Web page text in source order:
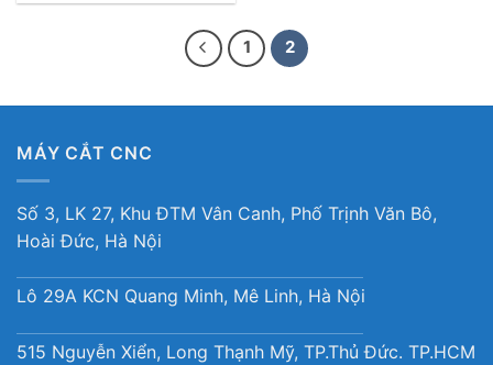
1 2
MÁY CẮT CNC
Số 3, LK 27, Khu ĐTM Vân Canh, Phố Trịnh Văn Bô,
Hoài Đức, Hà Nội
Lô 29A KCN Quang Minh, Mê Linh, Hà Nội
515 Nguyễn Xiển, Long Thạnh Mỹ, TP.Thủ Đức. TP.HCM